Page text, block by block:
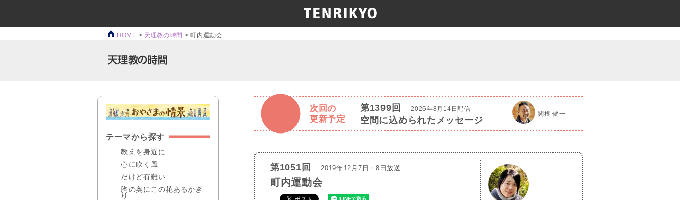
HOME > 天理教の時間 >町内運動会
次回の
更新予定
第1399回 2026年8月14日配信
空間に込められたメッセージ
関根 健一
第1051回 2019年12月7日・8日放送
町内運動会
テーマから探す
教えを身近に
心に吹く風
だけど有難い
胸の奥にこの花あるかぎ
り